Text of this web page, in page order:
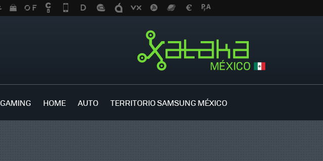
GAMING HOME AUTO TERRITORIO SAMSUNG MÉXICO